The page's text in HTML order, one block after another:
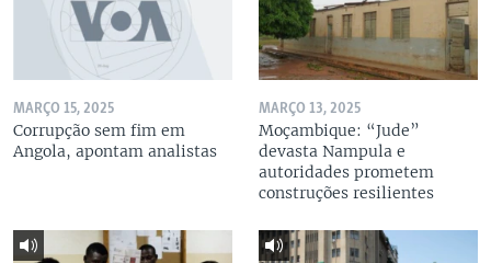
MARÇO 15, 2025
Corrupção sem fim em
Angola, apontam analistas
MARÇO 13, 2025
Moçambique: “Jude”
devasta Nampula e
autoridades prometem
construções resilientes